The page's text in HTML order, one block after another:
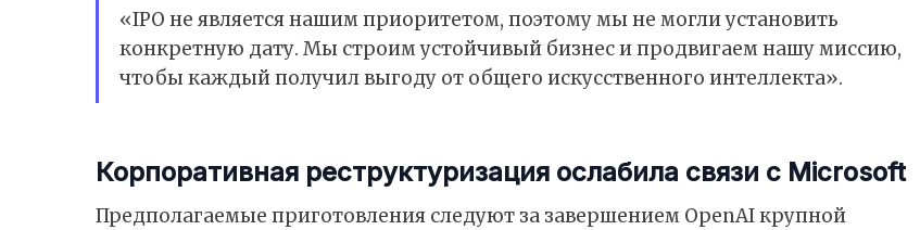
«IPO не является нашим приоритетом, поэтому мы не могли установить
конкретную дату. Мы строим устойчивый бизнес и продвигаем нашу миссию,
чтобы каждый получил выгоду от общего искусственного интеллекта».
Корпоративная реструктуризация ослабила связи с Microsoft
Предполагаемые приготовления следуют за завершением OpenAI крупной